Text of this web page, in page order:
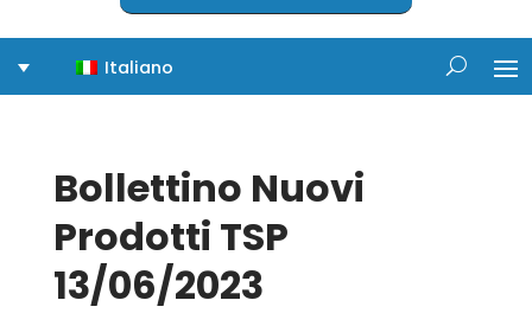
Italiano
Bollettino Nuovi
Prodotti TSP
13/06/2023